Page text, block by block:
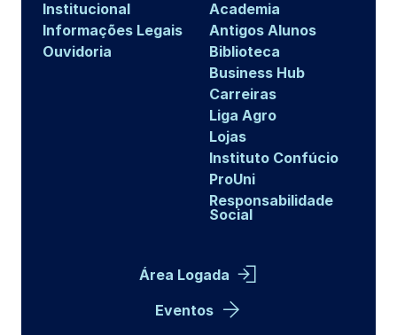
Institucional
Informações Legais
Ouvidoria
Academia
Antigos Alunos
Biblioteca
Business Hub
Carreiras
Liga Agro
Lojas
Instituto Confúcio
ProUni
Responsabilidade
Social
Área Logada
Eventos